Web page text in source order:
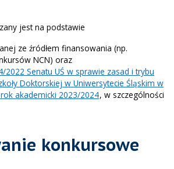
jest na podstawie
ze źródłem finansowania (np.
NCN) oraz
2022 Senatu UŚ w sprawie zasad i trybu
Doktorskiej w Uniwersytecie Śląskim w
akademicki 2023/2024, w szczególności
konkursowe